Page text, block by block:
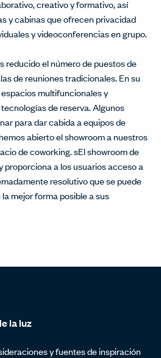
creativo y formativo, así
y cabinas que ofrecen privacidad
y videoconferencias en grupo.
reducido el número de puestos de
de reuniones tradicionales. En su
multifuncionales y
de reserva. Algunos
para dar cabida a equipos de
abierto el showroom a nuestros
de coworking. sEl showroom de
proporciona a los usuarios acceso a
resolutivo que se puede
mejor forma posible a sus
la luz
y fuentes de inspiración